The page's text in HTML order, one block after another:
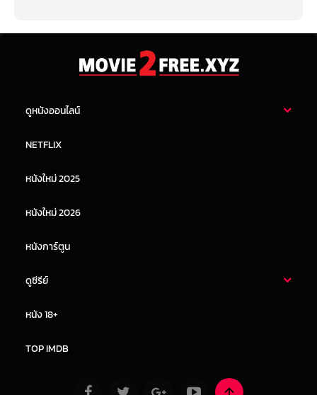
ดูหนังออนไลน์
หนังจีน
NETFLIX
หนังใหม่ 2025
หนังใหม่ 2026
หนังการ์ตูน
ดูซีรีย์
หนัง 18+
TOP IMDB